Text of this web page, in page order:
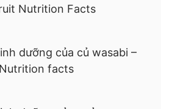
Nutrition Facts
dưỡng của củ wasabi –
facts